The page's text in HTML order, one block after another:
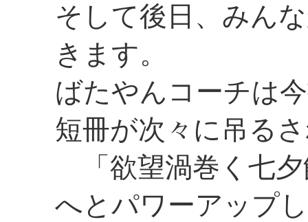
そして後日、みん
きます。
ばたやんコーチは
短冊が次々に吊る
「欲望渦巻く七夕
へとパワーアップ